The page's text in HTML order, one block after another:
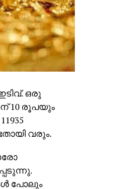
ഒരു
10 രൂപയും
വരും.
പോലും